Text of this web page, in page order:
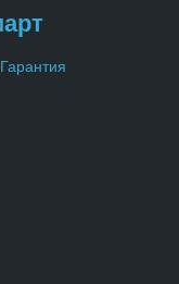
Гарантия